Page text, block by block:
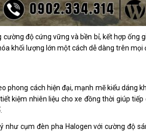
độ cứng vững và bền bỉ, kết hợp ống
khối lượng lớn một cách dễ dàng trên mọi
phong cách hiện đại, mạnh mẽ kiểu dáng
kiệm nhiên liệu cho xe đồng thời giúp
cụm đèn pha Halogen với cường độ